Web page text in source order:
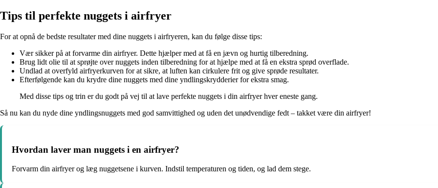
Tips til perfekte nuggets i airfryer
For at opnå de bedste resultater med dine nuggets i airfryeren, kan du følge disse tips:
Vær sikker på at forvarme din airfryer. Dette hjælper med at få en jævn og hurtig tilberedning.
Brug lidt olie til at sprøjte over nuggets inden tilberedning for at hjælpe med at få en ekstra sprød overflade.
Undlad at overfyld airfryerkurven for at sikre, at luften kan cirkulere frit og give sprøde resultater.
Efterfølgende kan du krydre dine nuggets med dine yndlingskrydderier for ekstra smag.
Med disse tips og trin er du godt på vej til at lave perfekte nuggets i din airfryer hver eneste gang.
Så nu kan du nyde dine yndlingsnuggets med god samvittighed og uden det unødvendige fedt – takket være din airfryer!
Hvordan laver man nuggets i en airfryer?
Forvarm din airfryer og læg nuggetsene i kurven. Indstil temperaturen og tiden, og lad dem stege.